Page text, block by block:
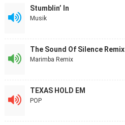
Stumblin’ In
Musik
The Sound Of Silence Remix
Marimba Remix
TEXAS HOLD EM
POP